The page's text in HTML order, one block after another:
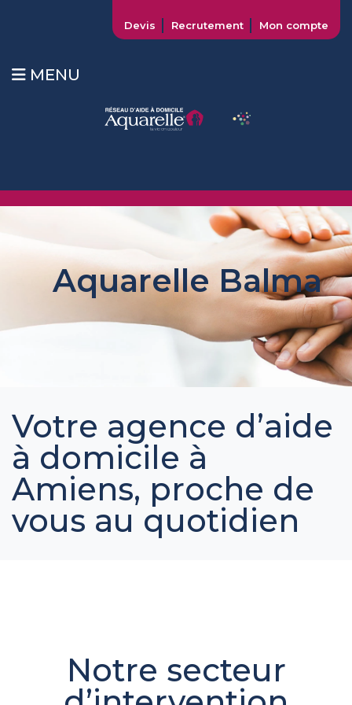
Devis Recrutement Mon compte
MENU
Aquarelle Balma
Votre agence d’aide
à domicile à
Amiens, proche de
vous au quotidien
Notre secteur